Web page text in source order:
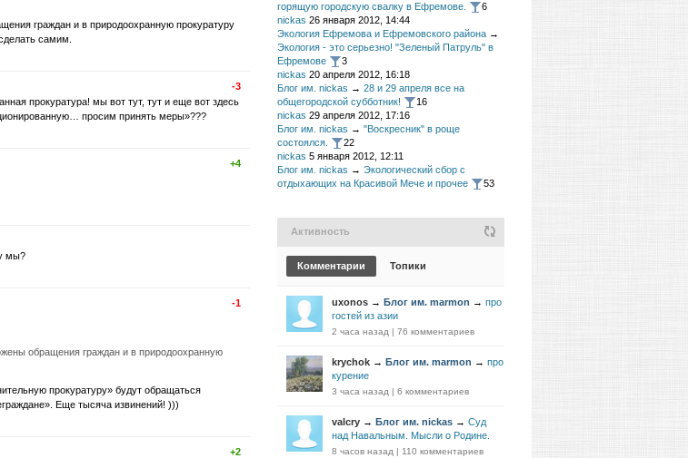
граждан и в природоохранную прокуратуру
самим.
-3
прокуратура! мы вот тут, тут и еще вот здесь
просим принять меры»???
+4
мы?
-1
обращения граждан и в природоохранную
прокуратуру» будут обращаться
Еще тысяча извинений! )))
+2
горящую городскую свалку в Ефремове.
6
nickas 26 января 2012, 14:44
Экология Ефремова и Ефремовского района →
Экология - это серьезно! "Зеленый Патруль" в
Ефремове
3
nickas 20 апреля 2012, 16:18
Блог им. nickas → 28 и 29 апреля все на
общегородской субботник!
16
nickas 29 апреля 2012, 17:16
Блог им. nickas → "Воскресник" в роще
состоялся.
22
nickas 5 января 2012, 12:11
Блог им. nickas → Экологический сбор с
отдыхающих на Красивой Мече и прочее
53
Активность
Комментарии Топики
uxonos → Блог им. marmon → про
гостей из азии
2 часа назад | 76 комментариев
krychok → Блог им. marmon → про
курение
3 часа назад | 6 комментариев
valcry → Блог им. nickas → Суд
над Навальным. Мысли о Родине.
8 часов назад | 110 комментариев